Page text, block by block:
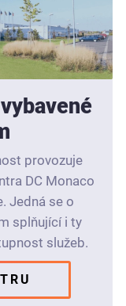
provozuje
DC Monaco
Jedná se o
splňující i ty
služeb.